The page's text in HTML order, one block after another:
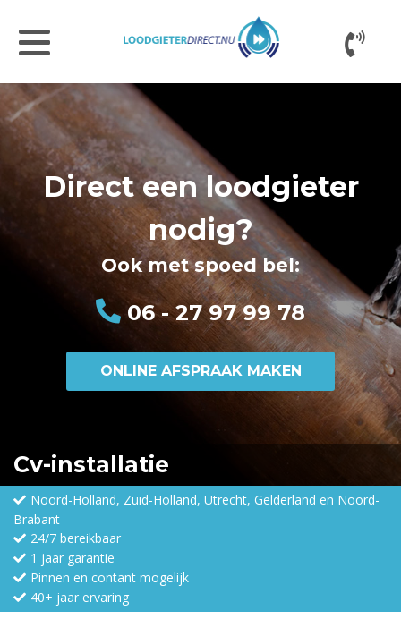
Direct een loodgieter
nodig?
Ook met spoed bel:
06 - 27 97 99 78
ONLINE AFSPRAAK MAKEN
Cv-installatie
Noord-Holland, Zuid-Holland, Utrecht, Gelderland en Noord-
Brabant
24/7 bereikbaar
1 jaar garantie
Pinnen en contant mogelijk
40+ jaar ervaring